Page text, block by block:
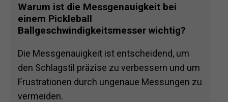
Warum ist die Messgenauigkeit bei
einem Pickleball
Ballgeschwindigkeitsmesser wichtig?
Die Messgenauigkeit ist entscheidend, um
den Schlagstil präzise zu verbessern und um
Frustrationen durch ungenaue Messungen zu
vermeiden.